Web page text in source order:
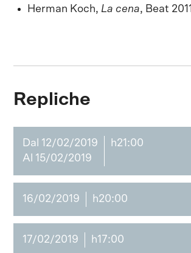
Herman Koch, La cena, Beat 2011
Repliche
Dal 12/02/2019
Al 15/02/2019
h21:00
16/02/2019 h20:00
17/02/2019 h17:00